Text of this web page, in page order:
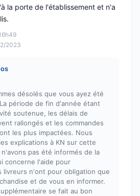
2023
la porte de l'établissement et n'a
désolés que vous ayez été
période de fin d'année étant
soutenue, les délais de
rallongés et les commandes
les plus impactées. Nous
explications à KN sur cette
pas été informés de la
concerne l'aide pour
livreurs n'ont pour obligation que
et de vous en informer.
se fait au bon